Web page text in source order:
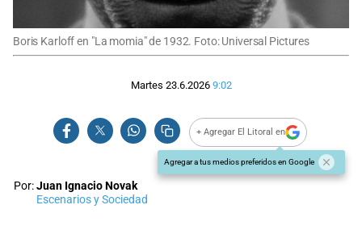
Boris Karloff en "La momia" de 1932. Foto: Universal Pictures
Martes 23.6.2026 9:02
+ Agregar El Litoral en
Agregar a tus medios preferidos en Google
Por:Juan Ignacio Novak
Escenarios y Sociedad